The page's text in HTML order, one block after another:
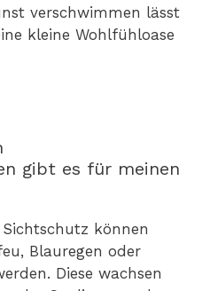
verschwimmen lässt
kleine Wohlfühloase
gibt es für meinen
können
Blauregen oder
Diese wachsen